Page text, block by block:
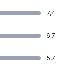
7,4
6,7
5,7